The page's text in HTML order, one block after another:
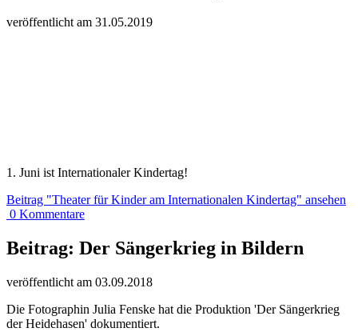
veröffentlicht am 31.05.2019
1. Juni ist Internationaler Kindertag!
Beitrag "Theater für Kinder am Internationalen Kindertag" ansehen
0 Kommentare
Beitrag: Der Sängerkrieg in Bildern
veröffentlicht am 03.09.2018
Die Fotographin Julia Fenske hat die Produktion 'Der Sängerkrieg
der Heidehasen' dokumentiert.